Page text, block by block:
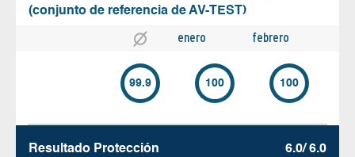
(conjunto de referencia de AV-TEST)
enero febrero
99.9 100 100
Resultado Protección 6.0/ 6.0